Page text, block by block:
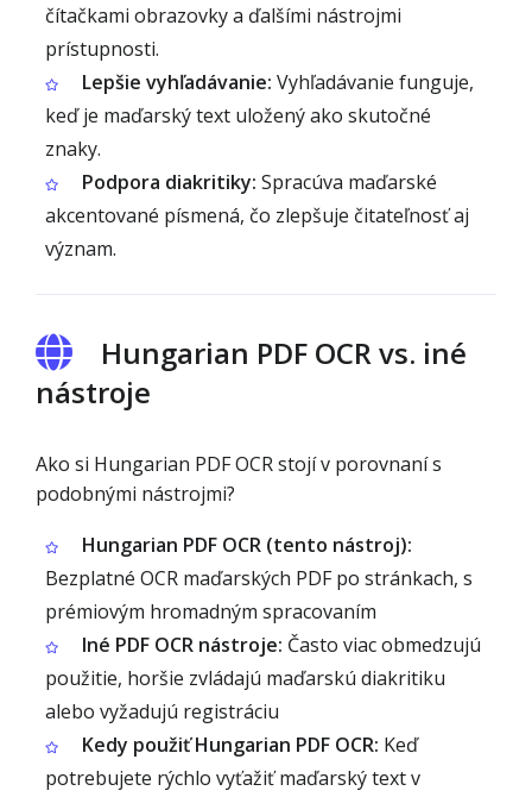
čítačkami obrazovky a ďalšími nástrojmi
prístupnosti.
Lepšie vyhľadávanie: Vyhľadávanie funguje,
keď je maďarský text uložený ako skutočné
znaky.
Podpora diakritiky: Spracúva maďarské
akcentované písmená, čo zlepšuje čitateľnosť aj
význam.
Hungarian PDF OCR vs. iné
nástroje
Ako si Hungarian PDF OCR stojí v porovnaní s
podobnými nástrojmi?
Hungarian PDF OCR (tento nástroj):
Bezplatné OCR maďarských PDF po stránkach, s
prémiovým hromadným spracovaním
Iné PDF OCR nástroje: Často viac obmedzujú
použitie, horšie zvládajú maďarskú diakritiku
alebo vyžadujú registráciu
Kedy použiť Hungarian PDF OCR: Keď
potrebujete rýchlo vyťažiť maďarský text v